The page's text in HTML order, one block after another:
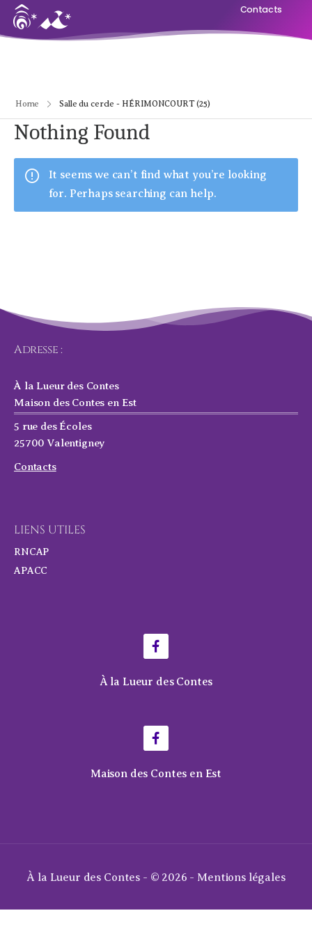
Contacts
Home Salle du cercle - HÉRIMONCOURT (25)
Nothing Found
It seems we can’t find what you’re looking
for. Perhaps searching can help.
Adresse :
À la Lueur des Contes
Maison des Contes en Est
5 rue des Écoles
25700 Valentigney
Contacts
LIENS UTILES
RNCAP
APACC
À la Lueur des Contes
Maison des Contes en Est
À la Lueur des Contes - © 2026 - Mentions légales